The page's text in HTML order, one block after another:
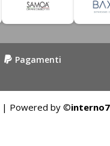
Pagamenti
| Powered by ©